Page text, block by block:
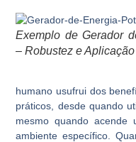
Exemplo de Gerador
– Robustez e
humano usufrui dos
práticos, desde quando
mesmo quando acende
ambiente específico.